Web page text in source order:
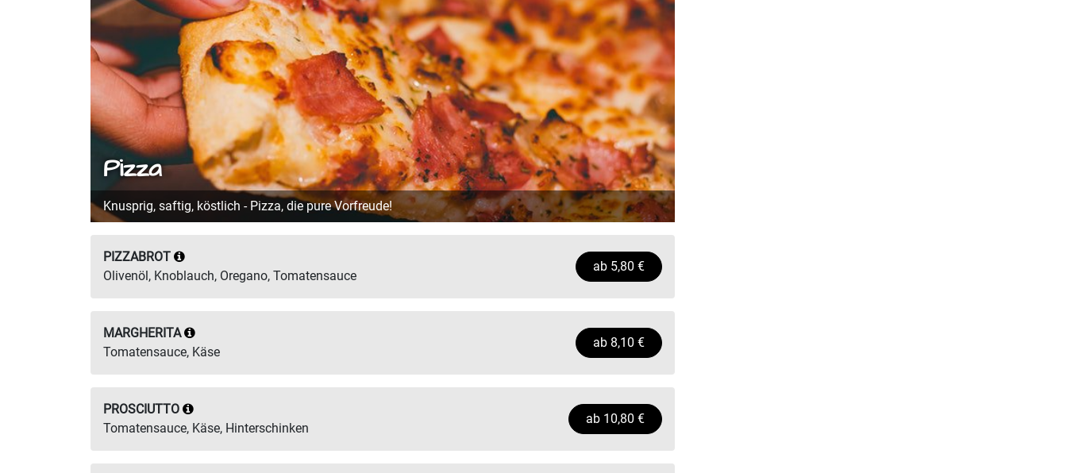
Pizza
Knusprig, saftig, köstlich - Pizza, die pure Vorfreude!
PIZZABROT
Olivenöl, Knoblauch, Oregano, Tomatensauce
ab 5,80 €
MARGHERITA
Tomatensauce, Käse
ab 8,10 €
PROSCIUTTO
Tomatensauce, Käse, Hinterschinken
ab 10,80 €